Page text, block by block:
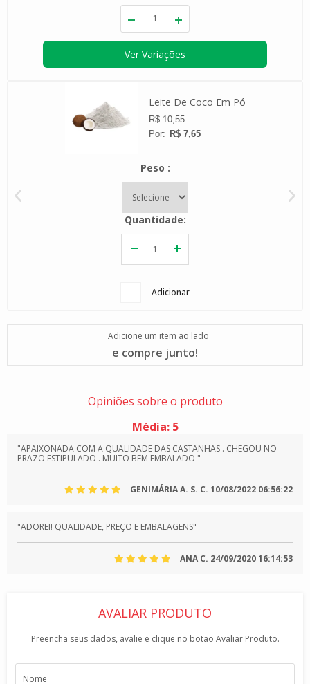
Ver Variações
Leite De Coco Em Pó
R$ 10,55
R$ 7,65
Peso
Quantidade
Adicionar
Adicione um item ao lado
e compre junto!
Opiniões sobre o produto
Média: 5
"APAIXONADA COM A QUALIDADE DAS CASTANHAS . CHEGOU NO
PRAZO ESTIPULADO . MUITO BEM EMBALADO "
GENIMÁRIA A. S. C. 10/08/2022 06:56:22
"ADOREI! QUALIDADE, PREÇO E EMBALAGENS"
ANA C. 24/09/2020 16:14:53
AVALIAR PRODUTO
Preencha seus dados, avalie e clique no botão Avaliar Produto.